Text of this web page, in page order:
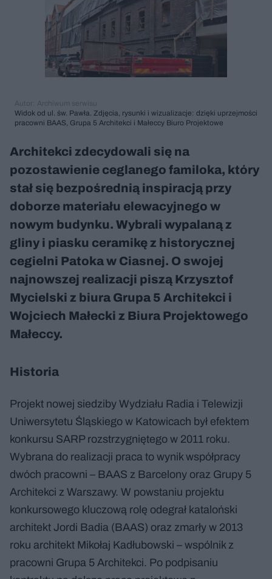
Autor: Archiwum serwisu
Widok od ul. św. Pawła. Zdjęcia, rysunki i wizualizacje: dzięki uprzejmości
pracowni BAAS, Grupa 5 Architekci i Małeccy Biuro Projektowe
Architekci zdecydowali się na
pozostawienie ceglanego familoka, który
stał się bezpośrednią inspiracją przy
doborze materiału elewacyjnego w
nowym budynku. Wybrali wypalaną z
gliny i piasku ceramikę z historycznej
cegielni Patoka w Ciasnej. O swojej
najnowszej realizacji piszą Krzysztof
Mycielski z biura Grupa 5 Architekci i
Wojciech Małecki z Biura Projektowego
Małeccy.
Historia
Projekt nowej siedziby Wydziału Radia i Telewizji
Uniwersytetu Śląskiego w Katowicach był efektem
konkursu SARP rozstrzygniętego w 2011 roku.
Wybrana do realizacji praca to wynik współpracy
dwóch pracowni – BAAS z Barcelony oraz Grupy 5
Architekci z Warszawy. W powstaniu projektu
konkursowego kluczową rolę odegrał kataloński
architekt Jordi Badia (BAAS) oraz zmarły w 2013
roku architekt Mikołaj Kadłubowski – wspólnik z
pracowni Grupa 5 Architekci. Po podpisaniu